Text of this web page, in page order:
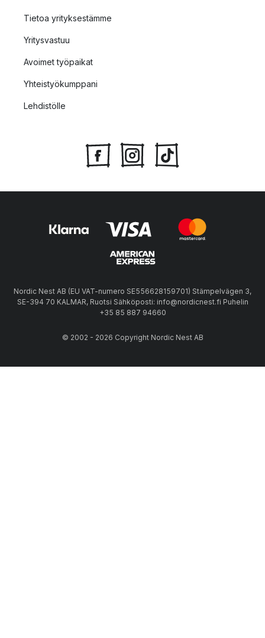
Tietoa yrityksestämme
Yritysvastuu
Avoimet työpaikat
Yhteistyökumppani
Lehdistölle
Nordic Nest AB (EU VAT-numero SE556628159701) Stämpelvägen 3,
SE-394 70 KALMAR, Ruotsi Sähköposti: info@nordicnest.fi Puhelin
+35 85 887 94660
© 2002 - 2026 Copyright Nordic Nest AB